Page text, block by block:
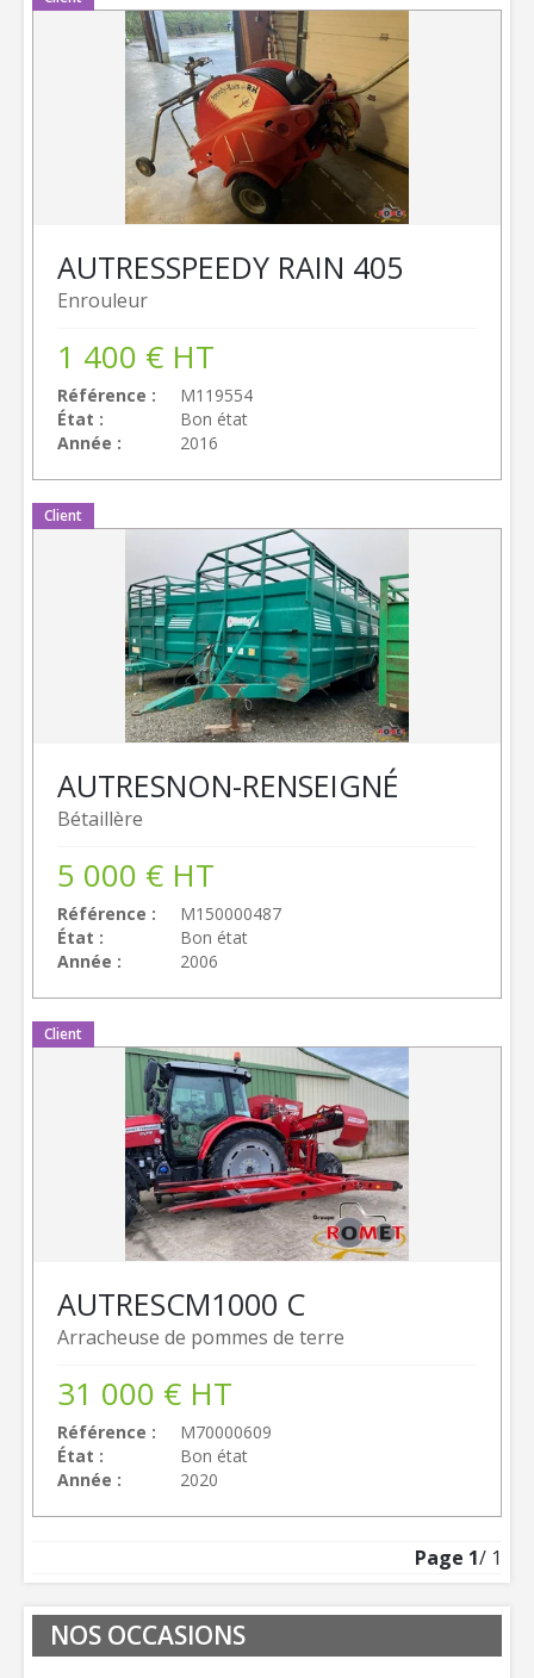
Enrouleur
AUTRESSPEEDY RAIN 405
Référence
M119554
État
Bon état
Année
2016
1 400 € HT
Client
Bétaillère
AUTRESNON-RENSEIGNÉ
Référence
M150000487
État
Bon état
Année
2006
5 000 € HT
Client
Arracheuse de pommes de terre
AUTRESCM1000 C
Référence
M70000609
État
Bon état
Année
2020
31 000 € HT
Page 1/ 1
NOS OCCASIONS